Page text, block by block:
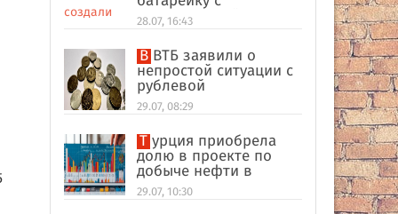
беспроводной
зарядкой
28.07, 16:43
В ВТБ заявили о
непростой ситуации с
рублевой
ликвидностью в
банковском секторе
29.07, 08:29
Турция приобрела
долю в проекте по
добыче нефти в
иракском Киркуке
29.07, 10:30